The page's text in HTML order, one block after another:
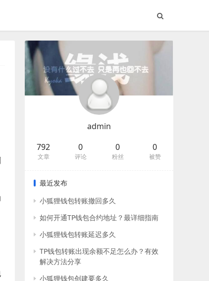
admin
792
文章
0
评论
0
粉丝
0
被赞
最近发布
小狐狸钱包转账撤回多久
如何开通TP钱包合约地址？最详细指南
小狐狸钱包转账延迟多久
TP钱包转账出现余额不足怎么办？有效
解决方法分享
小狐狸钱包创建要多久